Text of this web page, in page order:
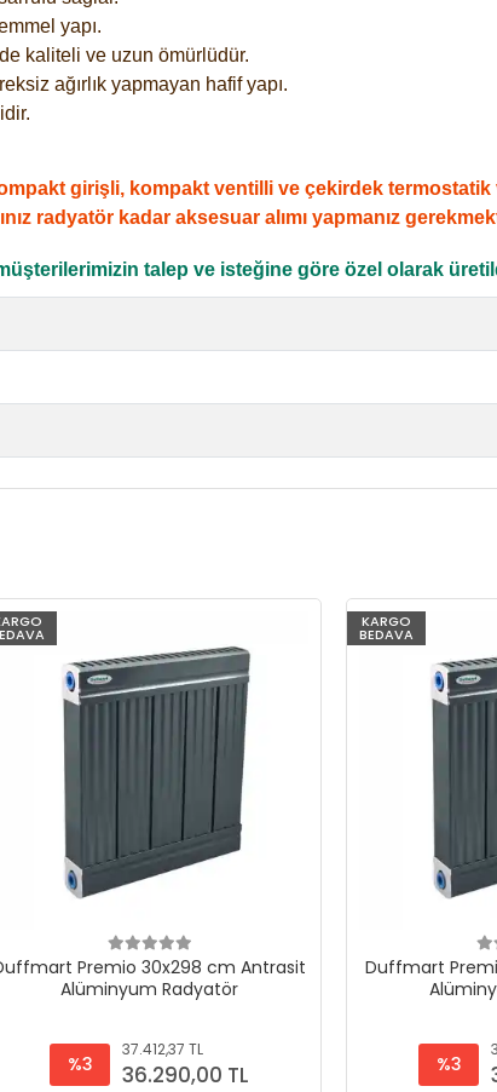
yapı.
kaliteli ve uzun ömürlüdür.
ağırlık yapmayan hafif yapı.
girişli, kompakt ventilli ve çekirdek termostatik
radyatör kadar aksesuar alımı yapmanız
talep ve isteğine göre özel olarak
Premio 30x298 cm Antrasit
Alüminyum Radyatör
%3
37.412,37 TL
36.290,00 TL
KARGO
BEDAVA
Duffmart
%3